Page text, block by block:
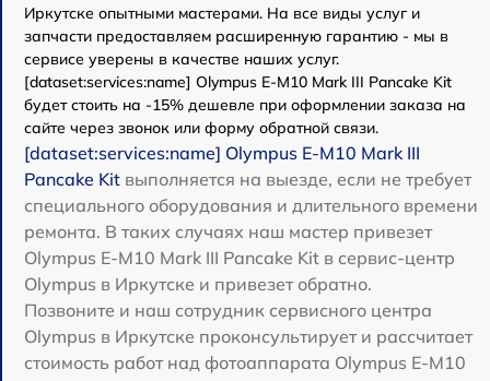
Иркутске опытными мастерами. На все виды услуг и
запчасти предоставляем расширенную гарантию - мы в
сервисе уверены в качестве наших услуг.
[dataset:services:name] Olympus E-M10 Mark III Pancake Kit
будет стоить на -15% дешевле при оформлении заказа на
сайте через звонок или форму обратной связи.
[dataset:services:name] Olympus E-M10 Mark III
Pancake Kit выполняется на выезде, если не требует
специального оборудования и длительного времени
ремонта. В таких случаях наш мастер привезет
Olympus E-M10 Mark III Pancake Kit в сервис-центр
Olympus в Иркутске и привезет обратно.
Позвоните и наш сотрудник сервисного центра
Olympus в Иркутске проконсультирует и рассчитает
стоимость работ над фотоаппарата Olympus E-M10